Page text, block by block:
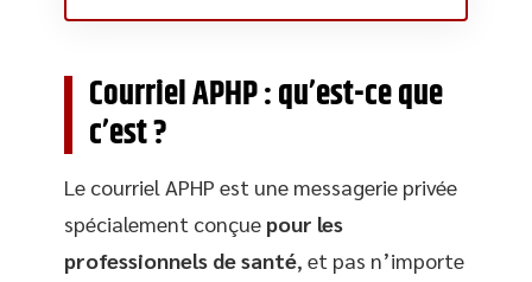
Courriel APHP : qu’est-ce que
c’est ?
Le courriel APHP est une messagerie privée
spécialement conçue pour les
professionnels de santé, et pas n’importe